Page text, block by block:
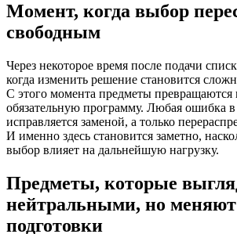
Момент, когда выбор
свободным
Через некоторое время после подачи
когда изменить решение становится
С этого момента предметы превращаются
обязательную программу. Любая ошибка
исправляется заменой, а только
И именно здесь становится заметно,
выбор влияет на дальнейшую нагрузку.
Предметы, которые
нейтральными, но меняют
подготовки